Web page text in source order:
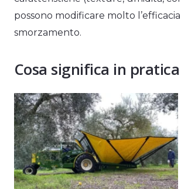
possono modificare molto
smorzamento.
Cosa significa in pratica